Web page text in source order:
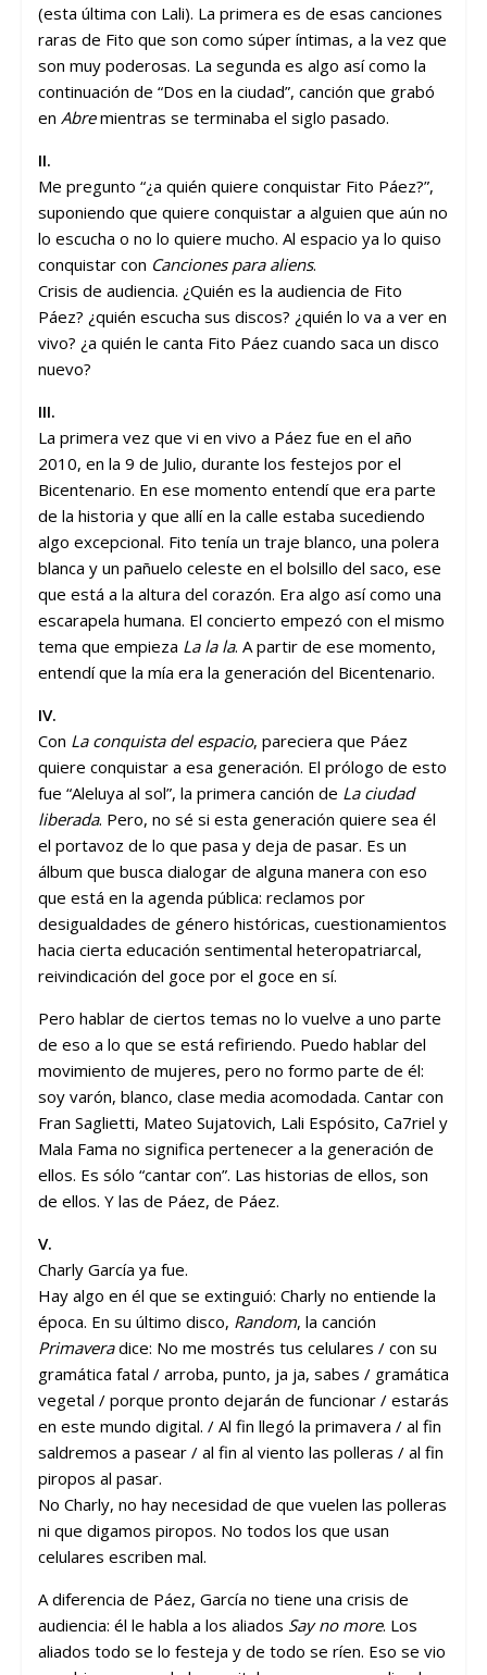
(esta última con Lali). La primera es de esas canciones
raras de Fito que son como súper íntimas, a la vez que
son muy poderosas. La segunda es algo así como la
continuación de “Dos en la ciudad”, canción que grabó
en Abremientras se terminaba el siglo pasado.
II.
Me pregunto “¿a quién quiere conquistar Fito Páez?”,
suponiendo que quiere conquistar a alguien que aún no
lo escucha o no lo quiere mucho. Al espacio ya lo quiso
conquistar con Canciones para aliens.
Crisis de audiencia. ¿Quién es la audiencia de Fito
Páez? ¿quién escucha sus discos? ¿quién lo va a ver en
vivo? ¿a quién le canta Fito Páez cuando saca un disco
nuevo?
III.
La primera vez que vi en vivo a Páez fue en el año
2010, en la 9 de Julio, durante los festejos por el
Bicentenario. En ese momento entendí que era parte
de la historia y que allí en la calle estaba sucediendo
algo excepcional. Fito tenía un traje blanco, una polera
blanca y un pañuelo celeste en el bolsillo del saco, ese
que está a la altura del corazón. Era algo así como una
escarapela humana. El concierto empezó con el mismo
tema que empieza La la la. A partir de ese momento,
entendí que la mía era la generación del Bicentenario.
IV.
Con La conquista del espacio, pareciera que Páez
quiere conquistar a esa generación. El prólogo de esto
fue “Aleluya al sol”, la primera canción de La ciudad
liberada. Pero, no sé si esta generación quiere sea él
el portavoz de lo que pasa y deja de pasar. Es un
álbum que busca dialogar de alguna manera con eso
que está en la agenda pública: reclamos por
desigualdades de género históricas, cuestionamientos
hacia cierta educación sentimental heteropatriarcal,
reivindicación del goce por el goce en sí.
Pero hablar de ciertos temas no lo vuelve a uno parte
de eso a lo que se está refiriendo. Puedo hablar del
movimiento de mujeres, pero no formo parte de él:
soy varón, blanco, clase media acomodada. Cantar con
Fran Saglietti, Mateo Sujatovich, Lali Espósito, Ca7riel y
Mala Fama no significa pertenecer a la generación de
ellos. Es sólo “cantar con”. Las historias de ellos, son
de ellos. Y las de Páez, de Páez.
V.
Charly García ya fue.
Hay algo en él que se extinguió: Charly no entiende la
época. En su último disco, Random, la canción
Primaveradice: No me mostrés tus celulares / con su
gramática fatal / arroba, punto, ja ja, sabes / gramática
vegetal / porque pronto dejarán de funcionar / estarás
en este mundo digital. / Al fin llegó la primavera / al fin
saldremos a pasear / al fin al viento las polleras / al fin
piropos al pasar.
No Charly, no hay necesidad de que vuelen las polleras
ni que digamos piropos. No todos los que usan
celulares escriben mal.
A diferencia de Páez, García no tiene una crisis de
audiencia: él le habla a los aliados Say no more. Los
aliados todo se lo festeja y de todo se ríen. Eso se vio